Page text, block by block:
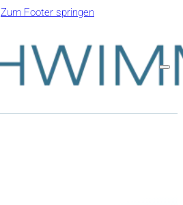
Zum Footer springen